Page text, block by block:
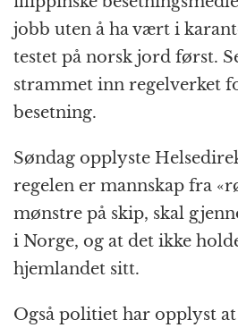
jobb uten å ha vært i
testet på norsk jord først.
strammet inn regelverket
besetning.
Søndag opplyste
regelen er mannskap fra
mønstre på skip, skal
i Norge, og at det ikke
hjemlandet sitt.
Også politiet har opplyst